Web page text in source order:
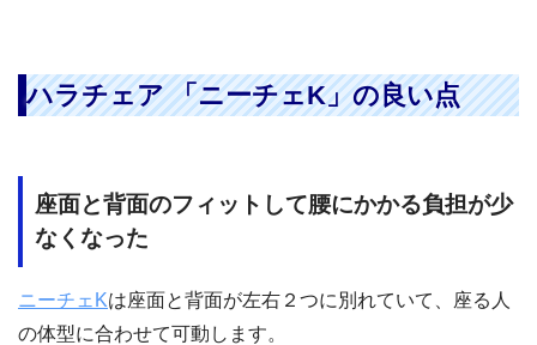
ハラチェア 「ニーチェK」の良い点
座面と背面のフィットして腰にかかる負担が少
なくなった
ニーチェKは座面と背面が左右２つに別れていて、座る人
の体型に合わせて可動します。